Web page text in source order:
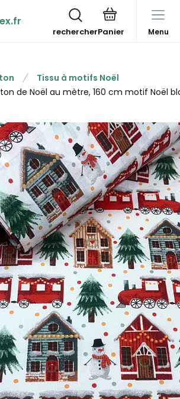
rechercher Menu
Tissu à motifs Noël
de Noël au mètre, 160 cm motif Noël